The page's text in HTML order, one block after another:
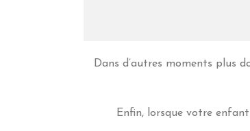
Dans d’autres moments plus
Enfin, lorsque votre